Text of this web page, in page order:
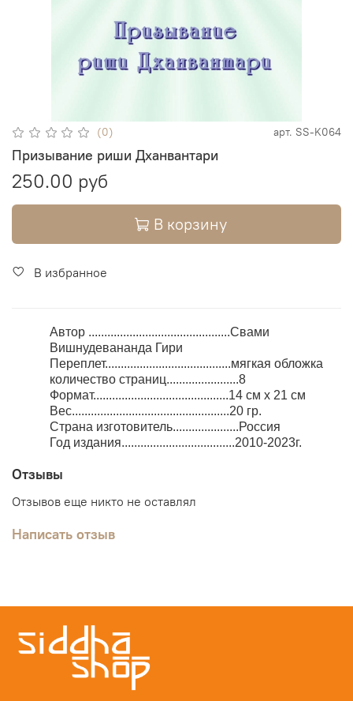
(0) арт. SS-K064
Призывание риши Дханвантари
250.00 руб
В корзину
В избранное
Автор .............................................Свами
Вишнудевананда Гири
Переплет........................................мягкая обложка
количество страниц.......................8
Формат...........................................14 см x 21 см
Вес..................................................20 гр.
Страна изготовитель.....................Россия
Год издания....................................2010-2023г.
Отзывы
Отзывов еще никто не оставлял
Написать отзыв